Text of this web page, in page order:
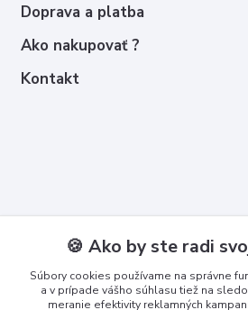
Doprava a platba
Ako nakupovať ?
Kontakt
+421 950 365 567
🍪 Ako by ste radi
Súbory cookies používame na správne
a v prípade vášho súhlasu tiež na
meranie efektivity reklamných